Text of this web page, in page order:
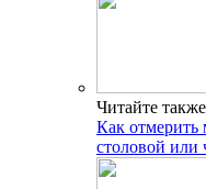
Читайте
Как отмерить
столовой или